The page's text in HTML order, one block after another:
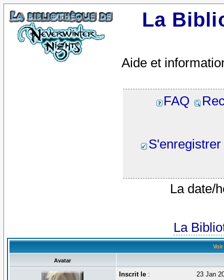
La
Aide et
FAQ
S'enregistrer
La date/
La
Avatar
Inscrit le:
23 Jan